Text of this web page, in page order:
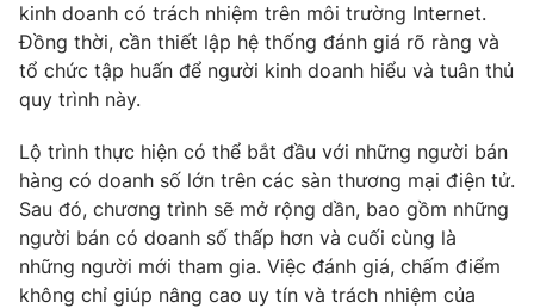
kinh doanh có trách nhiệm trên môi trường Internet.
Đồng thời, cần thiết lập hệ thống đánh giá rõ ràng và
tổ chức tập huấn để người kinh doanh hiểu và tuân thủ
quy trình này.
Lộ trình thực hiện có thể bắt đầu với những người bán
hàng có doanh số lớn trên các sàn thương mại điện tử.
Sau đó, chương trình sẽ mở rộng dần, bao gồm những
người bán có doanh số thấp hơn và cuối cùng là
những người mới tham gia. Việc đánh giá, chấm điểm
không chỉ giúp nâng cao uy tín và trách nhiệm của